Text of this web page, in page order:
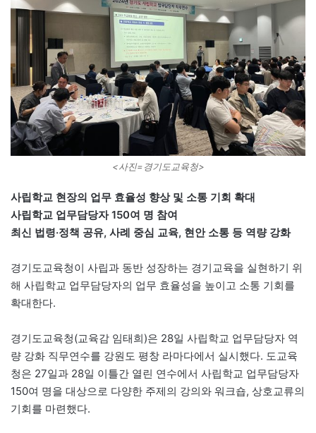
<사진=경기도교육청>
사립학교 현장의 업무 효율성 향상 및 소통 기회 확대
사립학교 업무담당자 150여 명 참여
최신 법령·정책 공유, 사례 중심 교육, 현안 소통 등 역량 강화
경기도교육청이 사립과 동반 성장하는 경기교육을 실현하기 위
해 사립학교 업무담당자의 업무 효율성을 높이고 소통 기회를
확대한다.
경기도교육청(교육감 임태희)은 28일 사립학교 업무담당자 역
량 강화 직무연수를 강원도 평창 라마다에서 실시했다. 도교육
청은 27일과 28일 이틀간 열린 연수에서 사립학교 업무담당자
150여 명을 대상으로 다양한 주제의 강의와 워크숍, 상호교류의
기회를 마련했다.